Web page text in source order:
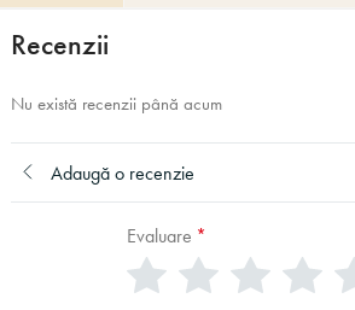
Recenzii
Nu există recenzii până acum
Adaugă o recenzie
Evaluare *